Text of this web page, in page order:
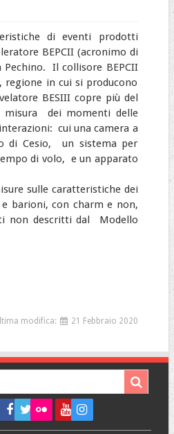
di eventi prodotti
BEPCII (acronimo di
Il collisore BEPCII
regione in cui si producono
BESIII copre più del
misura dei momenti delle
cui una camera a
di Cesio, un sistema per
di volo, e un apparato
sulle caratteristiche dei
barioni, con charm e non,
non descritti dal Modello
modifica: 21 Febbraio 2020